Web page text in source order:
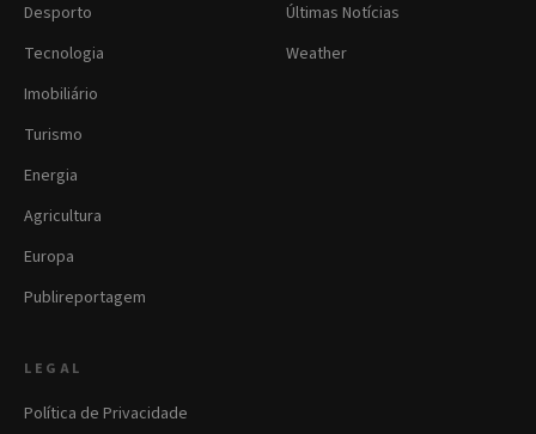
Desporto
Tecnologia
Imobiliário
Turismo
Energia
Agricultura
Europa
Publireportagem
Últimas Notícias
Weather
LEGAL
Política de Privacidade